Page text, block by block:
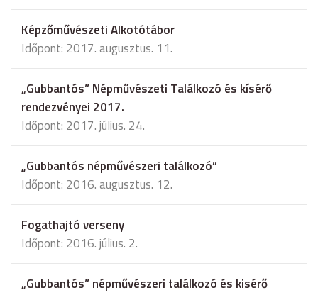
Képzőművészeti Alkotótábor
Időpont: 2017. augusztus. 11.
„Gubbantós” Népművészeti Találkozó és kísérő
rendezvényei 2017.
Időpont: 2017. július. 24.
„Gubbantós népművészeri találkozó”
Időpont: 2016. augusztus. 12.
Fogathajtó verseny
Időpont: 2016. július. 2.
„Gubbantós” népművészeri találkozó és kisérő